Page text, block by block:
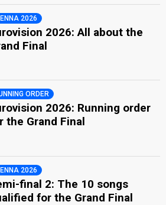
2026
2026: All about the
Final
ORDER
2026: Running order
the Grand Final
2026
final 2: The 10 songs
for the Grand Final